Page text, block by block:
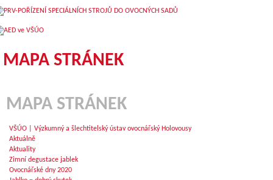
MAPA STRÁNEK
MAPA STRÁNEK
VŠÚO | Výzkumný a šlechtitelský ústav ovocnářský Holovousy
Aktuálně
Aktuality
Zimní degustace jablek
Ovocnářské dny 2020